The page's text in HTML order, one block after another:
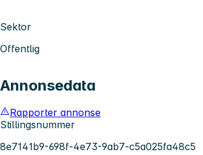
Sektor
Offentlig
Annonsedata
Rapporter annonse
Stillingsnummer
8e7141b9-698f-4e73-9ab7-c5a025fa48c5